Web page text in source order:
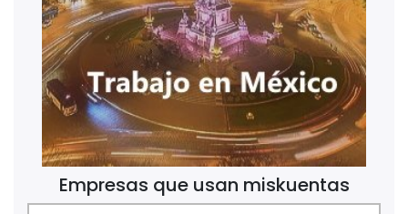
Empresas que usan miskuentas